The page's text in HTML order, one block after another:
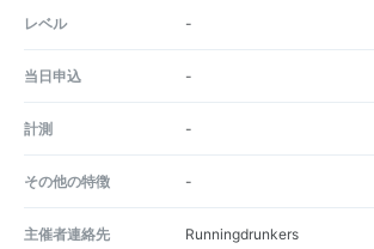
レベル -
当日申込 -
計測 -
その他の特徴 -
主催者連絡先
Runningdrunkers